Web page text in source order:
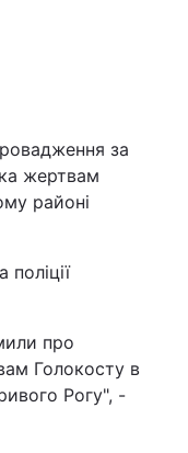
за
жертвам
районі
про
Голокосту в
Рогу", -